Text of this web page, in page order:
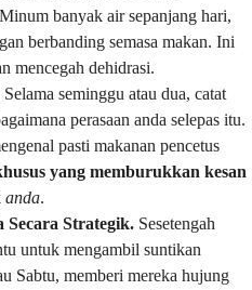
Minum banyak air sepanjang hari,
berbanding semasa makan. Ini
mencegah dehidrasi.
Selama seminggu atau dua, catat
perasaan anda selepas itu.
pasti makanan pencetus
yang memburukkan kesan
anda.
Strategik. Sesetengah
untuk mengambil suntikan
Sabtu, memberi mereka hujung